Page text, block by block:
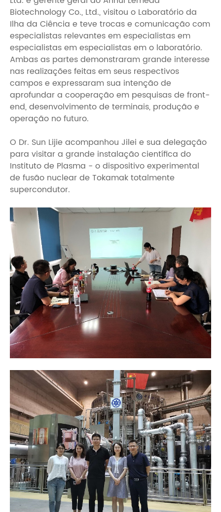
Biotechnology Co., Ltd., visitou o Laboratório da
Ilha da Ciência e teve trocas e comunicação com
especialistas relevantes em especialistas em
especialistas em especialistas em o laboratório.
Ambas as partes demonstraram grande interesse
nas realizações feitas em seus respectivos
campos e expressaram sua intenção de
aprofundar a cooperação em pesquisas de front-
end, desenvolvimento de terminais, produção e
operação no futuro.
O Dr. Sun Lijie acompanhou Jilei e sua delegação
para visitar a grande instalação científica do
Instituto de Plasma - o dispositivo experimental
de fusão nuclear de Tokamak totalmente
supercondutor.